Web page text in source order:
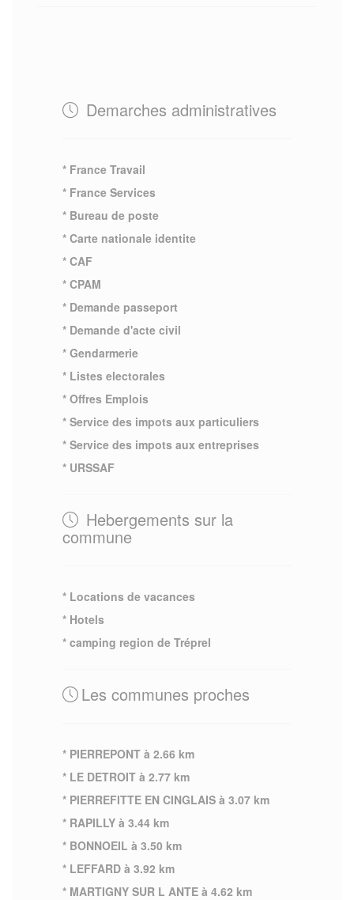
Demarches administratives
* France Travail
* France Services
* Bureau de poste
* Carte nationale identite
* CAF
* CPAM
* Demande passeport
* Demande d'acte civil
* Gendarmerie
* Listes electorales
* Offres Emplois
* Service des impots aux particuliers
* Service des impots aux entreprises
* URSSAF
Hebergements sur la
commune
* Locations de vacances
* Hotels
* camping region de Tréprel
Les communes proches
* PIERREPONT à 2.66 km
* LE DETROIT à 2.77 km
* PIERREFITTE EN CINGLAIS à 3.07 km
* RAPILLY à 3.44 km
* BONNOEIL à 3.50 km
* LEFFARD à 3.92 km
* MARTIGNY SUR L ANTE à 4.62 km